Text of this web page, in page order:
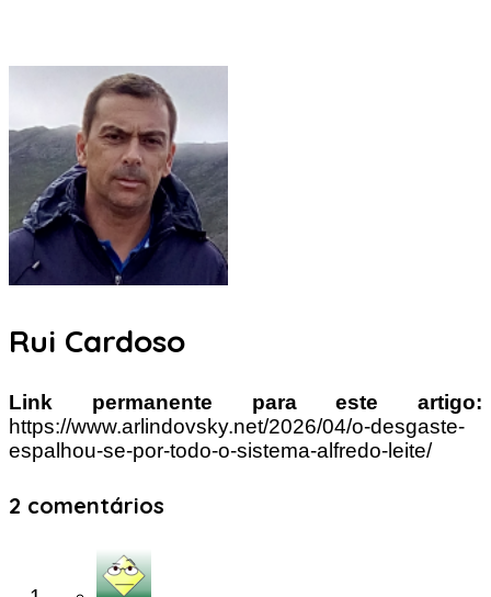
Rui Cardoso
Link permanente para este artigo:
https://www.arlindovsky.net/2026/04/o-desgaste-
espalhou-se-por-todo-o-sistema-alfredo-leite/
2 comentários